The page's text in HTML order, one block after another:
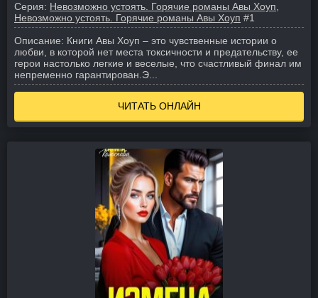
Серия: Невозможно устоять. Горячие романы Авы Хоуп
Невозможно устоять. Горячие романы Авы Хоуп #1
Описание: Книги Авы Хоуп – это чувственные истории о
любви, в которой нет места токсичности и предательству, ее
герои настолько легкие и веселые, что счастливый финал им
непременно гарантирован. Э...
ЧИТАТЬ ОНЛАЙН